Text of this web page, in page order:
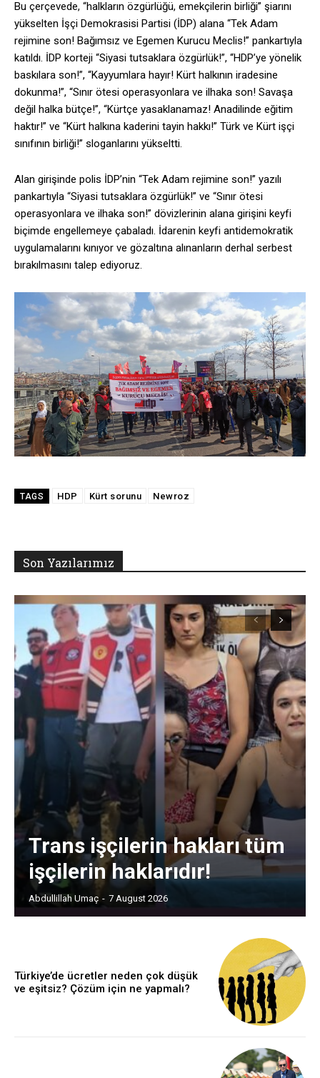
Bu çerçevede, “halkların özgürlüğü, emekçilerin birliği” şiarını
yükselten İşçi Demokrasisi Partisi (İDP) alana “Tek Adam
rejimine son! Bağımsız ve Egemen Kurucu Meclis!” pankartıyla
katıldı. İDP korteji “Siyasi tutsaklara özgürlük!”, “HDP’ye yönelik
baskılara son!”, “Kayyumlara hayır! Kürt halkının iradesine
dokunma!”, “Sınır ötesi operasyonlara ve ilhaka son! Savaşa
değil halka bütçe!”, “Kürtçe yasaklanamaz! Anadilinde eğitim
haktır!” ve “Kürt halkına kaderini tayin hakkı!” Türk ve Kürt işçi
sınıfının birliği!” sloganlarını yükseltti.
Alan girişinde polis İDP’nin “Tek Adam rejimine son!” yazılı
pankartıyla “Siyasi tutsaklara özgürlük!” ve “Sınır ötesi
operasyonlara ve ilhaka son!” dövizlerinin alana girişini keyfi
biçimde engellemeye çabaladı. İdarenin keyfi antidemokratik
uygulamalarını kınıyor ve gözaltına alınanların derhal serbest
bırakılmasını talep ediyoruz.
TAGS HDP Kürt sorunu Newroz
Son Yazılarımız
Trans işçilerin hakları tüm
işçilerin haklarıdır!
Abdullillah Umaç - 7 August 2026
Türkiye’de ücretler neden çok düşük
ve eşitsiz? Çözüm için ne yapmalı?